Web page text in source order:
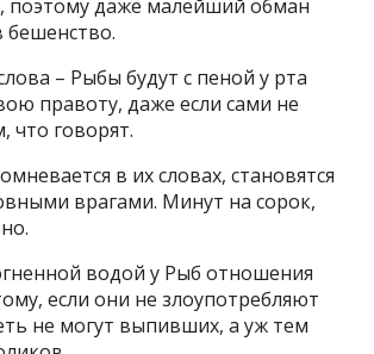
поэтому даже малейший обман
бешенство.
– Рыбы будут с пеной у рта
правоту, даже если сами не
что говорят.
в их словах, становятся
врагами. Минут на сорок,
водой у Рыб отношения
если они не злоупотребляют
не могут выпивших, а уж тем